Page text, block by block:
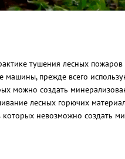
тушения лесных
машины, прежде всего
можно создать
лесных горючих
невозможно создать